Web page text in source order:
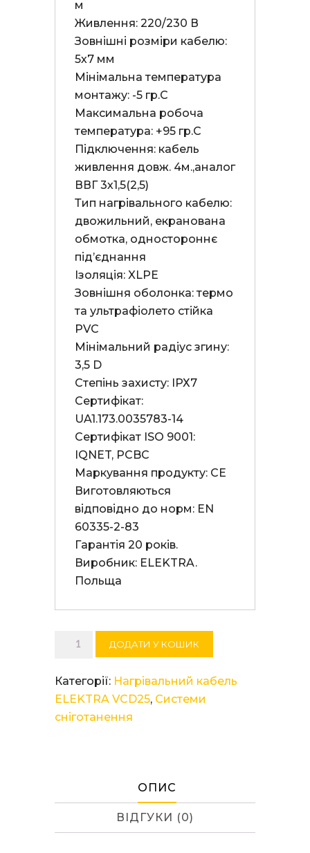
м
Живлення: 220/230 В
Зовнішні розміри кабелю:
5х7 мм
Мінімальна температура
монтажу: -5 гр.С
Максимальна робоча
температура: +95 гр.С
Підключення: кабель
живлення довж. 4м.,аналог
ВВГ 3х1,5(2,5)
Тип нагрівального кабелю:
двожильний, екранована
обмотка, одностороннє
під’єднання
Ізоляція: XLPE
Зовнішня оболонка: термо
та ультрафіолето стійка
PVC
Мінімальний радіус згину:
3,5 D
Степінь захисту: ІРХ7
Сертифікат:
UA1.173.0035783-14
Сертифікат ISO 9001:
IQNET, PCBC
Маркування продукту: СЕ
Виготовляються
відповідно до норм: EN
60335-2-83
Гарантія 20 років.
Виробник: ELEKTRA.
Польща
Нагрівальний
кабель
ELEKTRA
VCD
25/3030
ДОДАТИ У КОШИК
Категорії: Нагрівальний кабель
ELEKTRA VCD25, Системи
сніготанення
ОПИС
ВІДГУКИ (0)